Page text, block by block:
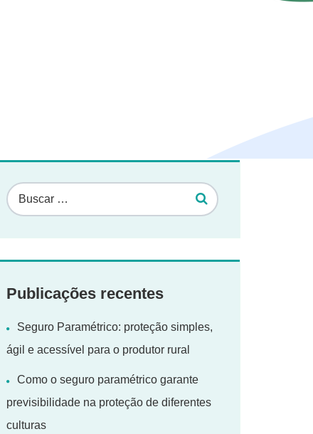
Publicações recentes
Seguro Paramétrico: proteção simples,
ágil e acessível para o produtor rural
Como o seguro paramétrico garante
previsibilidade na proteção de diferentes
culturas